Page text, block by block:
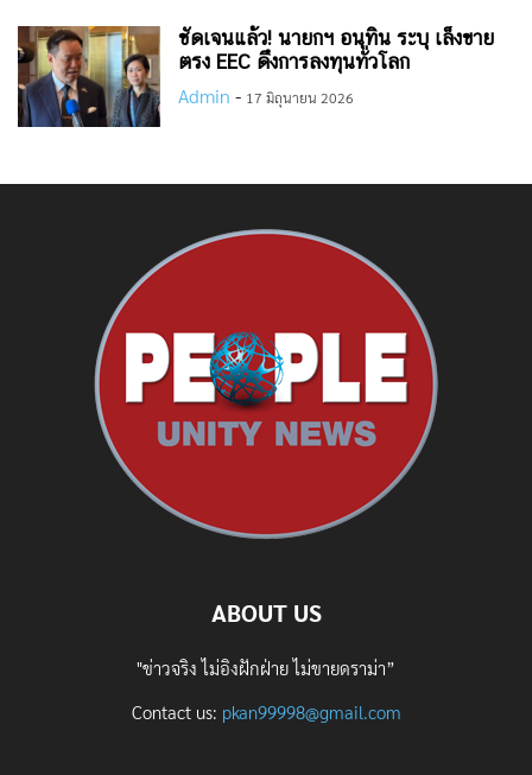
ชัดเจนแล้ว! นายกฯ อนุทิน ระบุ เล็งขาย
ตรง EEC ดึงการลงทุนทั่วโลก
Admin - 17 มิถุนายน 2026
ABOUT US
"ข่าวจริง ไม่อิงฝักฝ่าย ไม่ขายดราม่า”
Contact us: pkan99998@gmail.com